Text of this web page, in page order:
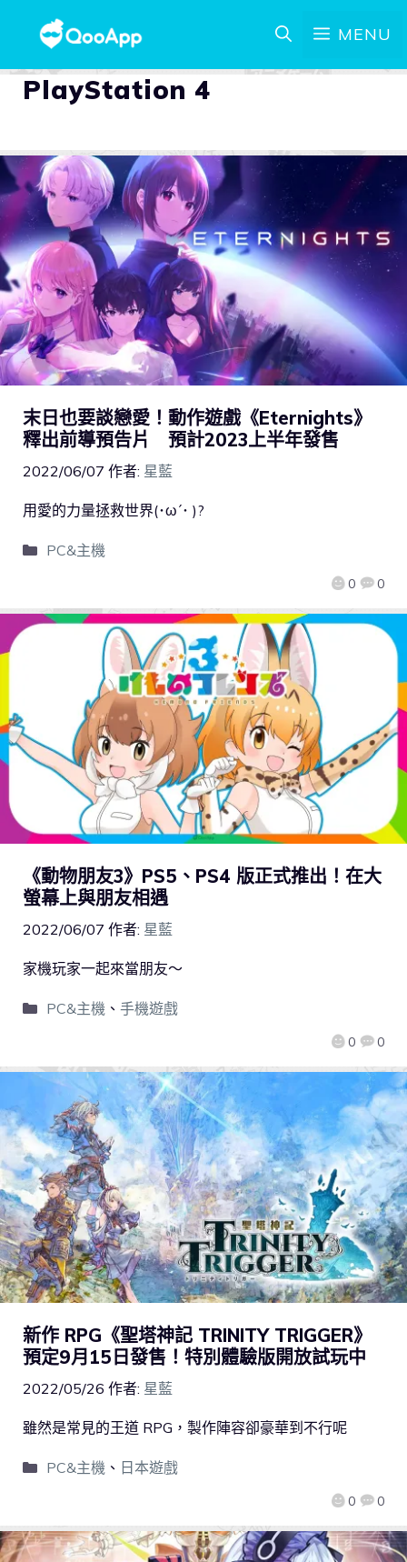
MENU
PlayStation 4
末日也要談戀愛！動作遊戲《Eternights》
釋出前導預告片 預計2023上半年發售
2022/06/07 作者: 星藍
0 0
用愛的力量拯救世界(･ω´･ )?
PC&主機
《動物朋友3》PS5、PS4 版正式推出！在大
螢幕上與朋友相遇
2022/06/07 作者: 星藍
0 0
家機玩家一起來當朋友～
PC&主機、 手機遊戲
新作 RPG《聖塔神記 TRINITY TRIGGER》
預定9月15日發售！特別體驗版開放試玩中
2022/05/26 作者: 星藍
0 0
雖然是常見的王道 RPG，製作陣容卻豪華到不行呢
PC&主機 、 日本遊戲